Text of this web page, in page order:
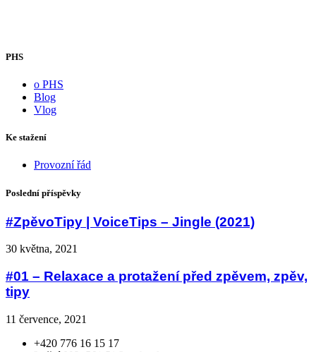
PHS
o PHS
Blog
Vlog
Ke stažení
Provozní řád
Poslední příspěvky
#ZpěvoTipy | VoiceTips – Jingle (2021)
30 května, 2021
#01 – Relaxace a protažení před zpěvem, zpěv,
tipy
11 července, 2021
+420 776 16 15 17